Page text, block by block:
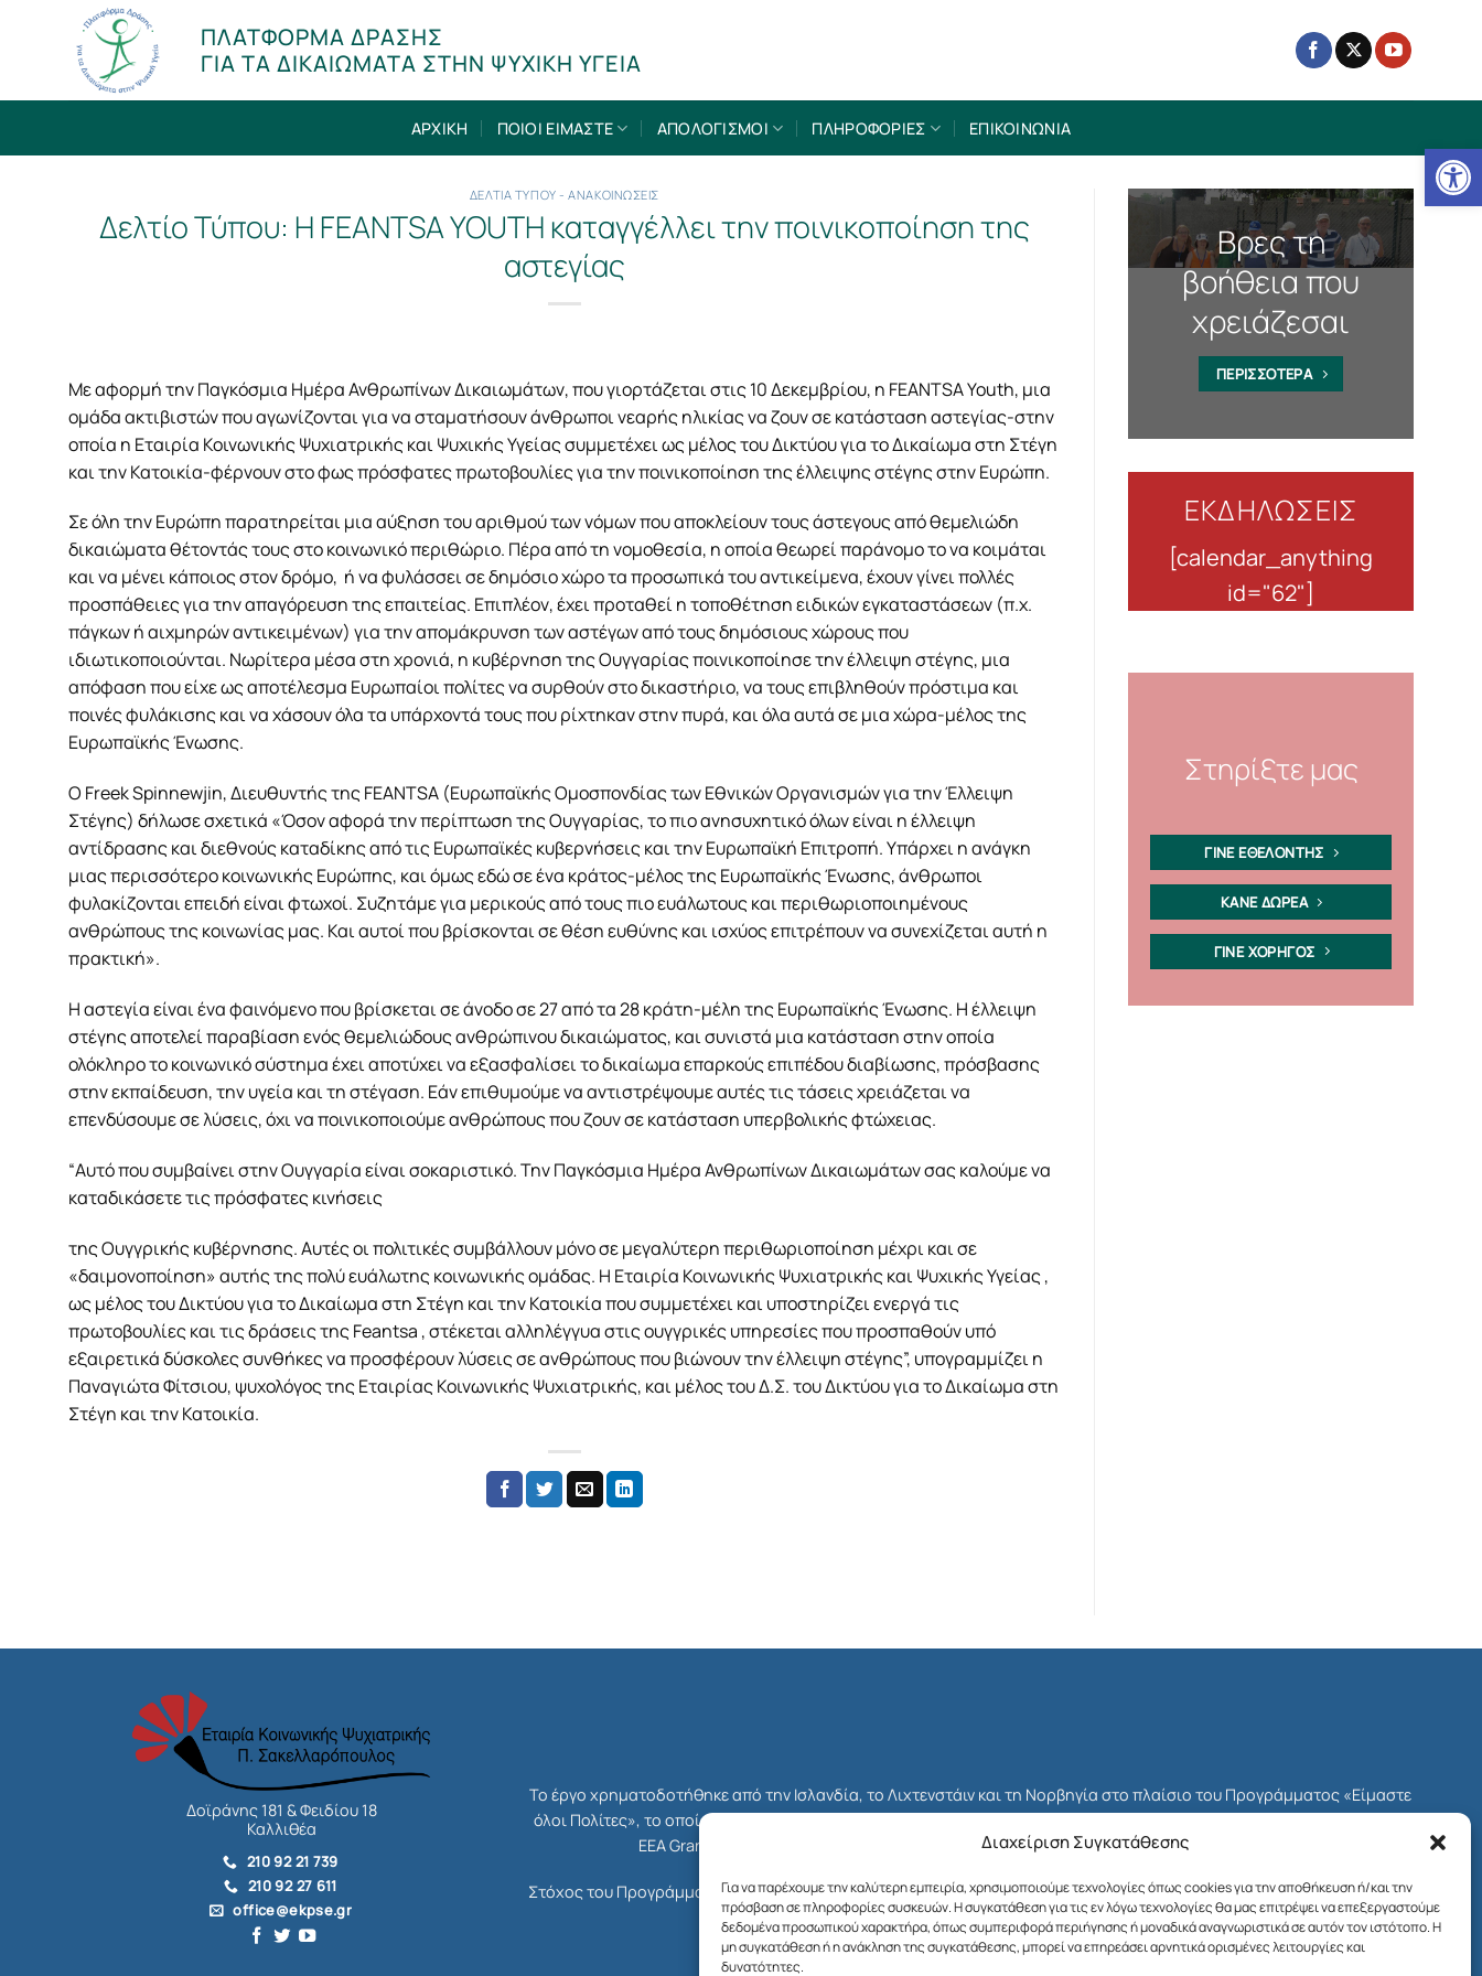
Διαχείριση Συγκατάθεσης
Για να παρέχουμε την καλύτερη εμπειρία, χρησιμοποιούμε τεχνολογίες όπως cookies για την αποθήκευση ή/και την
πρόσβαση σε πληροφορίες συσκευών. Η συγκατάθεση για τις εν λόγω τεχνολογίες θα μας επιτρέψει να επεξεργαστούμε
δεδομένα προσωπικού χαρακτήρα, όπως συμπεριφορά περιήγησης ή μοναδικά αναγνωριστικά σε αυτόν τον ιστότοπο. Η
μη συγκατάθεση ή η ανάκληση της συγκατάθεσης, μπορεί να επηρεάσει αρνητικά ορισμένες λειτουργίες και
δυνατότητες.
περιεχόμενο
ΠΛΑΤΦΟΡΜΑ ΔΡΑΣΗΣ
ΓΙΑ ΤΑ ΔΙΚΑΙΩΜΑΤΑ ΣΤΗΝ ΨΥΧΙΚΗ ΥΓΕΙΑ
ΑΡΧΙΚΗ ΠΟΙΟΙ ΕΙΜΑΣΤΕ ΑΠΟΛΟΓΙΣΜΟΙ ΠΛΗΡΟΦΟΡΙΕΣ ΕΠΙΚΟΙΝΩΝΙΑ
ΔΕΛΤΙΑ ΤΥΠΟΥ - ΑΝΑΚΟΙΝΩΣΕΙΣ
Δελτίο Τύπου: Η FEANTSA YOUTH καταγγέλλει την ποινικοποίηση της
αστεγίας
Με αφορμή την Παγκόσμια Ημέρα Ανθρωπίνων Δικαιωμάτων, που γιορτάζεται στις 10 Δεκεμβρίου, η FEANTSA Youth, μια
ομάδα ακτιβιστών που αγωνίζονται για να σταματήσουν άνθρωποι νεαρής ηλικίας να ζουν σε κατάσταση αστεγίας-στην
οποία η Εταιρία Κοινωνικής Ψυχιατρικής και Ψυχικής Υγείας συμμετέχει ως μέλος του Δικτύου για το Δικαίωμα στη Στέγη
και την Κατοικία-φέρνουν στο φως πρόσφατες πρωτοβουλίες για την ποινικοποίηση της έλλειψης στέγης στην Ευρώπη.
Σε όλη την Ευρώπη παρατηρείται μια αύξηση του αριθμού των νόμων που αποκλείουν τους άστεγους από θεμελιώδη
δικαιώματα θέτοντάς τους στο κοινωνικό περιθώριο. Πέρα από τη νομοθεσία, η οποία θεωρεί παράνομο το να κοιμάται
και να μένει κάποιος στον δρόμο, ή να φυλάσσει σε δημόσιο χώρο τα προσωπικά του αντικείμενα, έχουν γίνει πολλές
προσπάθειες για την απαγόρευση της επαιτείας. Επιπλέον, έχει προταθεί η τοποθέτηση ειδικών εγκαταστάσεων (π.χ.
πάγκων ή αιχμηρών αντικειμένων) για την απομάκρυνση των αστέγων από τους δημόσιους χώρους που
ιδιωτικοποιούνται. Νωρίτερα μέσα στη χρονιά, η κυβέρνηση της Ουγγαρίας ποινικοποίησε την έλλειψη στέγης, μια
απόφαση που είχε ως αποτέλεσμα Ευρωπαίοι πολίτες να συρθούν στο δικαστήριο, να τους επιβληθούν πρόστιμα και
ποινές φυλάκισης και να χάσουν όλα τα υπάρχοντά τους που ρίχτηκαν στην πυρά, και όλα αυτά σε μια χώρα-μέλος της
Ευρωπαϊκής Ένωσης.
Ο Freek Spinnewjin, Διευθυντής της FEANTSA (Ευρωπαϊκής Ομοσπονδίας των Εθνικών Οργανισμών για την Έλλειψη
Στέγης) δήλωσε σχετικά «Όσον αφορά την περίπτωση της Ουγγαρίας, το πιο ανησυχητικό όλων είναι η έλλειψη
αντίδρασης και διεθνούς καταδίκης από τις Ευρωπαϊκές κυβερνήσεις και την Ευρωπαϊκή Επιτροπή. Υπάρχει η ανάγκη
μιας περισσότερο κοινωνικής Ευρώπης, και όμως εδώ σε ένα κράτος-μέλος της Ευρωπαϊκής Ένωσης, άνθρωποι
φυλακίζονται επειδή είναι φτωχοί. Συζητάμε για μερικούς από τους πιο ευάλωτους και περιθωριοποιημένους
ανθρώπους της κοινωνίας μας. Και αυτοί που βρίσκονται σε θέση ευθύνης και ισχύος επιτρέπουν να συνεχίζεται αυτή η
πρακτική».
Η αστεγία είναι ένα φαινόμενο που βρίσκεται σε άνοδο σε 27 από τα 28 κράτη-μέλη της Ευρωπαϊκής Ένωσης. Η έλλειψη
στέγης αποτελεί παραβίαση ενός θεμελιώδους ανθρώπινου δικαιώματος, και συνιστά μια κατάσταση στην οποία
ολόκληρο το κοινωνικό σύστημα έχει αποτύχει να εξασφαλίσει το δικαίωμα επαρκούς επιπέδου διαβίωσης, πρόσβασης
στην εκπαίδευση, την υγεία και τη στέγαση. Εάν επιθυμούμε να αντιστρέψουμε αυτές τις τάσεις χρειάζεται να
επενδύσουμε σε λύσεις, όχι να ποινικοποιούμε ανθρώπους που ζουν σε κατάσταση υπερβολικής φτώχειας.
“Αυτό που συμβαίνει στην Ουγγαρία είναι σοκαριστικό. Την Παγκόσμια Ημέρα Ανθρωπίνων Δικαιωμάτων σας καλούμε να
καταδικάσετε τις πρόσφατες κινήσεις
της Ουγγρικής κυβέρνησης. Αυτές οι πολιτικές συμβάλλουν μόνο σε μεγαλύτερη περιθωριοποίηση μέχρι και σε
«δαιμονοποίηση» αυτής της πολύ ευάλωτης κοινωνικής ομάδας. Η Εταιρία Κοινωνικής Ψυχιατρικής και Ψυχικής Υγείας ,
ως μέλος του Δικτύου για το Δικαίωμα στη Στέγη και την Κατοικία που συμμετέχει και υποστηρίζει ενεργά τις
πρωτοβουλίες και τις δράσεις της Feantsa , στέκεται αλληλέγγυα στις ουγγρικές υπηρεσίες που προσπαθούν υπό
εξαιρετικά δύσκολες συνθήκες να προσφέρουν λύσεις σε ανθρώπους που βιώνουν την έλλειψη στέγης”, υπογραμμίζει η
Παναγιώτα Φίτσιου, ψυχολόγος της Εταιρίας Κοινωνικής Ψυχιατρικής, και μέλος του Δ.Σ. του Δικτύου για το Δικαίωμα στη
Στέγη και την Κατοικία.
Βρες τη
βοήθεια που
χρειάζεσαι
ΠΕΡΙΣΣΟΤΕΡΑ
ΕΚΔΗΛΩΣΕΙΣ
[calendar_anything
id="62"]
Στηρίξτε μας
ΓΙΝΕ ΕΘΕΛΟΝΤΗΣ
ΚΑΝΕ ΔΩΡΕΑ
ΓΙΝΕ ΧΟΡΗΓΟΣ
Δοϊράνης 181 & Φειδίου 18
Καλλιθέα
210 92 21 739
210 92 27 611
office@ekpse.gr
Το έργο χρηματοδοτήθηκε από την Ισλανδία, το Λιχτενστάιν και τη Νορβηγία στο πλαίσιο του Προγράμματος «Είμαστε
όλοι Πολίτες», το οποίο ήταν μέρος του συνολικού Χρηματοδοτικού Μηχανισμού του ΕΟΧ για την Ελλάδα, γνωστού ως
EEA Grants. Διαχειριστής Επιχορήγησης του Προγράμματος ήταν το Ίδρυμα Μποδοσάκη.
Στόχος του Προγράμματος ήταν η ενδυνάμωση της κοινωνίας των πολιτών στη χώρα μας και η ενίσχυση της κοινωνικής
δικαιοσύνης, της δημοκρατίας και της βιώσιμης ανάπτυξης.